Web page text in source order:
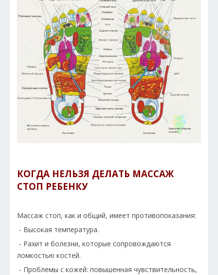
КОГДА НЕЛЬЗЯ ДЕЛАТЬ МАССАЖ
СТОП РЕБЕНКУ
Массаж стоп, как и общий, имеет противопоказания:
- Высокая температура.
- Рахит и болезни, которые сопровождаются
ломкостью костей.
- Проблемы с кожей: повышенная чувствительность,